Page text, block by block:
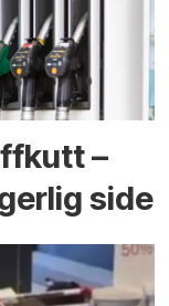
–
side